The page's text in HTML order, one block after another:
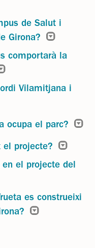
de Salut i
Girona?
comportarà la
Vilamitjana i
ocupa el parc?
el projecte?
en el projecte del
es construeixi